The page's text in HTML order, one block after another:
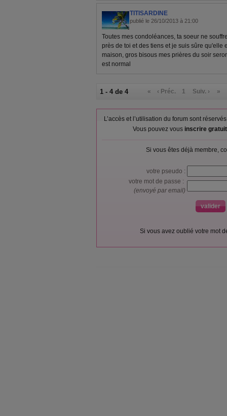
TITISARDINE
publié le 26/10/2013 à 21:00
Toutes mes condoléances, ta soeur ne
près de toi et des tiens et je suis sûre qu'elle
maison, gros bisous mes prières du soir
est normal
1 - 4 de 4 « ‹ Préc. 1 Suiv. › »
L’accès et l’utilisation du forum sont
Vous pouvez vous inscrire
Si vous êtes déjà membre,
votre pseudo :
votre mot de passe :
(envoyé par email)
Si vous avez oublié votre mot